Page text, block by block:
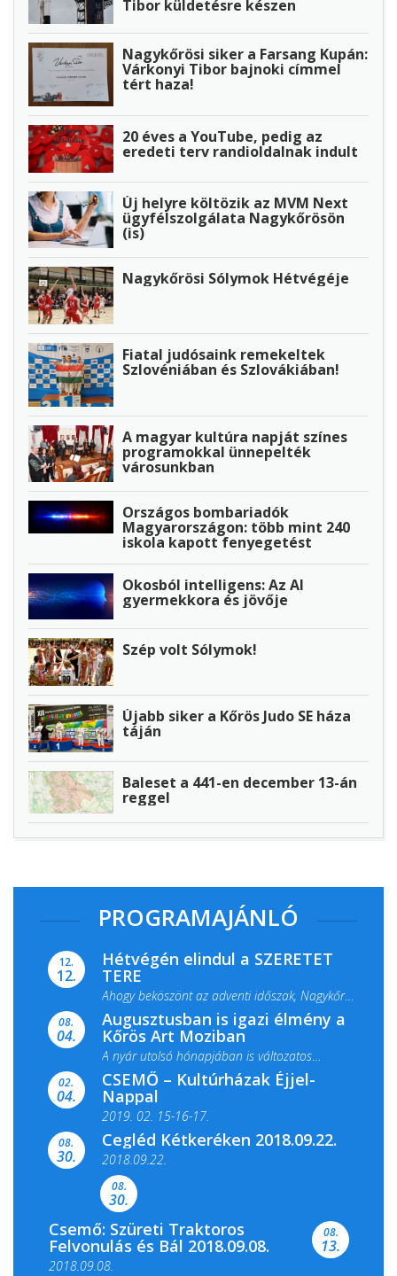
Tibor küldetésre készen
Nagykőrösi siker a Farsang Kupán:
Várkonyi Tibor bajnoki címmel
tért haza!
20 éves a YouTube, pedig az
eredeti terv randioldalnak indult
Új helyre költözik az MVM Next
ügyfélszolgálata Nagykőrösön
(is)
Nagykőrösi Sólymok Hétvégéje
Fiatal judósaink remekeltek
Szlovéniában és Szlovákiában!
A magyar kultúra napját színes
programokkal ünnepelték
városunkban
Országos bombariadók
Magyarországon: több mint 240
iskola kapott fenyegetést
Okosból intelligens: Az AI
gyermekkora és jövője
Szép volt Sólymok!
Újabb siker a Kőrös Judo SE háza
táján
Baleset a 441-en december 13-án
reggel
PROGRAMAJÁNLÓ
12.
12.
Hétvégén elindul a SZERETET
TERE
Ahogy beköszönt az adventi időszak, Nagykőrös
ismét megtelik ünnepi fénnyel és közös...
08.
04.
Augusztusban is igazi élmény a
Kőrös Art Moziban
A nyár utolsó hónapjában is változatos
filmkínálattal, családi...
02.
04.
CSEMŐ – Kultúrházak Éjjel-
Nappal
2019. 02. 15-16-17.
Színes és tartalmas programokkal várja a
Csemői Községi Könyvtár és...
08.
30.
Cegléd Kétkeréken 2018.09.22.
2018.09.22.
08.
30.
Csemő: Szüreti Traktoros
Felvonulás és Bál 2018.09.08.
2018.09.08.
08.
13.